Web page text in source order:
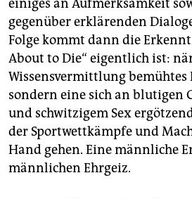
einiges an Aufmerksamkeit
gegenüber erklärenden
Folge kommt dann die
About to Die“ eigentlich ist:
Wissensvermittlung
sondern eine sich an blutigen
und schwitzigem Sex
der Sportwettkämpfe und
Hand gehen. Eine männliche
männlichen Ehrgeiz.